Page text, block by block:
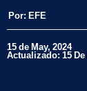
Por: EFE
15 de May, 2024
Actualizado: 15 De